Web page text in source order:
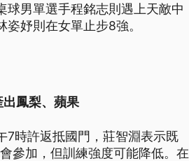
男單選手程銘志則遇上天敵中
妤則在女單止步8強。
鳳梨、蘋果
7時許返抵國門，莊智淵表示既
參加，但訓練強度可能降低。在